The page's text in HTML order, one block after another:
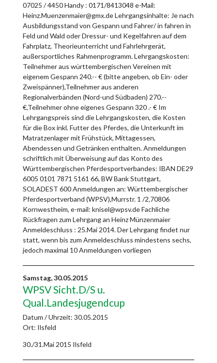
07025 / 4450 Handy : 0171/8413048 e-Mail:
Heinz.Muenzenmaier@gmx.de Lehrgangsinhalte: Je nach
Ausbildungsstand von Gespann und Fahrer/ in fahren in
Feld und Wald oder Dressur- und Kegelfahren auf dem
Fahrplatz, Theorieunterricht und Fahrlehrgerät,
außersportliches Rahmenprogramm. Lehrgangskosten:
Teilnehmer aus württembergischen Vereinen mit
eigenem Gespann 240.-- € (bitte angeben, ob Ein- oder
Zweispänner),Teilnehmer aus anderen
Regionalverbänden (Nord-und Südbaden) 270.--
€,Teilnehmer ohne eigenes Gespann 320 .- € Im
Lehrgangspreis sind die Lehrgangskosten, die Kosten
für die Box inkl. Futter des Pferdes, die Unterkunft im
Matratzenlager mit Frühstück, Mittagessen,
Abendessen und Getränken enthalten. Anmeldungen
schriftlich mit Überweisung auf das Konto des
Württembergischen Pferdesportverbandes: IBAN DE29
6005 0101 7871 5161 66, BW Bank Stuttgart,
SOLADEST 600 Anmeldungen an: Württembergischer
Pferdesportverband (WPSV),Murrstr. 1 /2,70806
Kornwestheim, e-mail: knisel@wpsv.de Fachliche
Rückfragen zum Lehrgang an Heinz Münzenmaier
Anmeldeschluss : 25.Mai 2014. Der Lehrgang findet nur
statt, wenn bis zum Anmeldeschluss mindestens sechs,
jedoch maximal 10 Anmeldungen vorliegen
Samstag,30.05.2015
WPSV Sicht.D/S u.
Qual.Landesjugendcup
Datum / Uhrzeit: 30.05.2015
Ort: Ilsfeld
30./31.Mai 2015 Ilsfeld